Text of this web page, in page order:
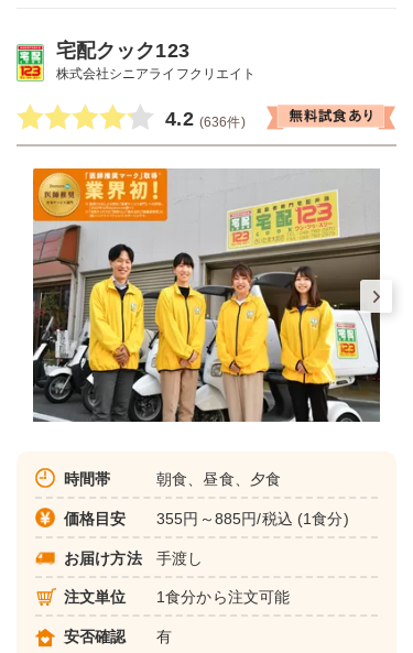
宅配クック123
株式会社シニアライフクリエイト
4.2 (636件)
時間帯 朝食、昼食、夕食
価格目安 355円～885円/税込 (1食分)
お届け方法 手渡し
注文単位 1食分から注文可能
安否確認 有